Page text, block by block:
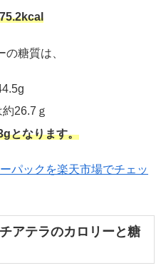
糖質は、
26.7ｇ
となります。
パックを楽天市場でチェッ
アテラのカロリーと糖